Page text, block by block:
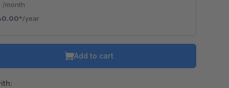
/month
/year
Add to cart